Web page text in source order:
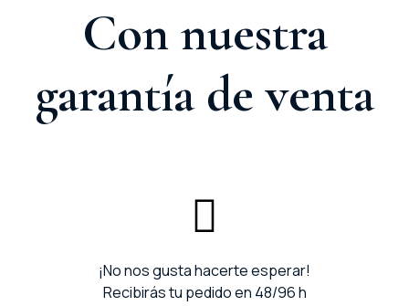
Con nuestra
garantía de venta
¡No nos gusta hacerte esperar!
Recibirás tu pedido en 48/96 h